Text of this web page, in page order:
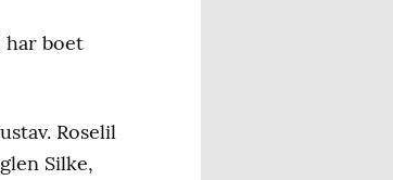
har boet
Roselil
Silke,